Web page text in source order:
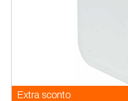
Extra sconto